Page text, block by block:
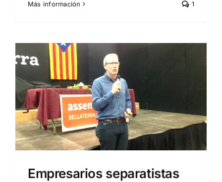
Más información 1
Empresarios separatistas